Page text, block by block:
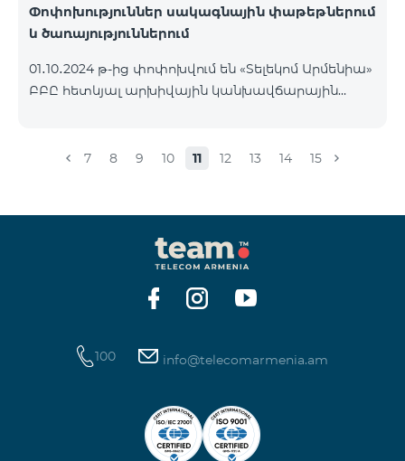
սակագնային փաթեթի հեռախոսահամարով։
Հաղթող հեռախոսահամարներն ընտրվելու են
Հետևեք մեզ Team-ի Facebook-յան և YouTube-յան
ալիքների պաշտոնական էջերում: Մանրամասն
Փոփոխություններ սակագնային փաթեթներում
և ծառայություններում
01․10․2024 թ-ից փոփոխվում են «Տելեկոմ Արմենիա»
ԲԲԸ հետևյալ արխիվային կանխավճարային
հաշվեկշռին բավարար գումար լինելու դեպքում
գանձման պահին հաշվեկշռին չլինի բավարար
գումար, ապա Տարբերակ 1 կամ Տարբերակ 2
ծառայությունները ավտոմատ չեն երկարաձգվի:
Ծառայությունները նորից կվերաակտիվանան,
երբ հաշվեկշռին լինի միանվագ ամբողջական
7 8 9 10 11 12 13 14 15
100 info@telecomarmenia.am